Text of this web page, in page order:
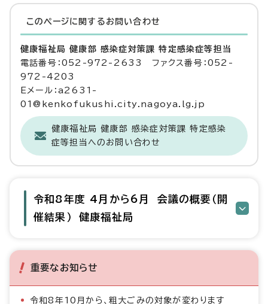
このページに関する お問い合わせ
健康福祉局 健康部 感染症対策課 特定感染症等担当
電話番号：052-972-2633 ファクス番号：052-
972-4203
Eメール：a2631-
01@kenkofukushi.city.nagoya.lg.jp
健康福祉局 健康部 感染症対策課 特定感染
症等担当へのお問い合わせ
令和8年度 4月から6月 会議の概要（開
催結果） 健康福祉局
重要なお知らせ
令和8年10月から、粗大ごみの対象が変わります